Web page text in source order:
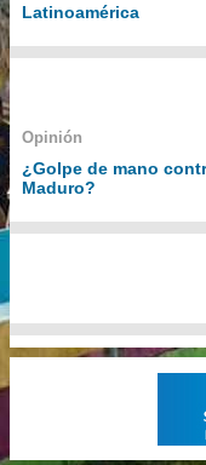
Latinoamérica
Opinión
¿Golpe de mano
Maduro?